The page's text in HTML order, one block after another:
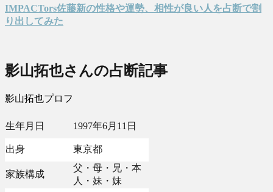
IMPACTors佐藤新の性格や運勢、相性が良い人を占断で割
り出してみた
影山拓也さんの占断記事
影山拓也プロフ
生年月日 1997年6月11日
出身 東京都
家族構成
父・母・兄・本
人・妹・妹